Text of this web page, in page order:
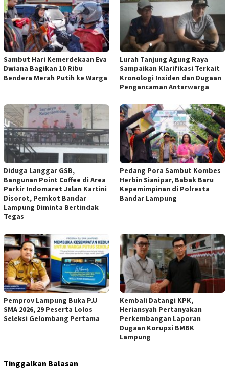
Sambut Hari Kemerdekaan Eva
Dwiana Bagikan 10 Ribu
Bendera Merah Putih ke Warga
Lurah Tanjung Agung Raya
Sampaikan Klarifikasi Terkait
Kronologi Insiden dan Dugaan
Pengancaman Antarwarga
Diduga Langgar GSB,
Bangunan Point Coffee di Area
Parkir Indomaret Jalan Kartini
Disorot, Pemkot Bandar
Lampung Diminta Bertindak
Tegas
Pedang Pora Sambut Kombes
Herbin Sianipar, Babak Baru
Kepemimpinan di Polresta
Bandar Lampung
Pemprov Lampung Buka PJJ
SMA 2026, 29 Peserta Lolos
Seleksi Gelombang Pertama
Kembali Datangi KPK,
Heriansyah Pertanyakan
Perkembangan Laporan
Dugaan Korupsi BMBK
Lampung
Tinggalkan Balasan